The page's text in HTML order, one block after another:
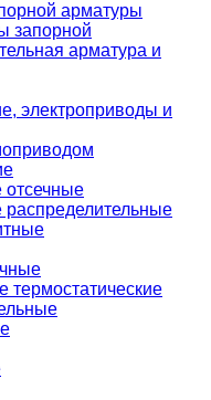
арматуры
запорной
арматура и
электроприводы и
термостатические